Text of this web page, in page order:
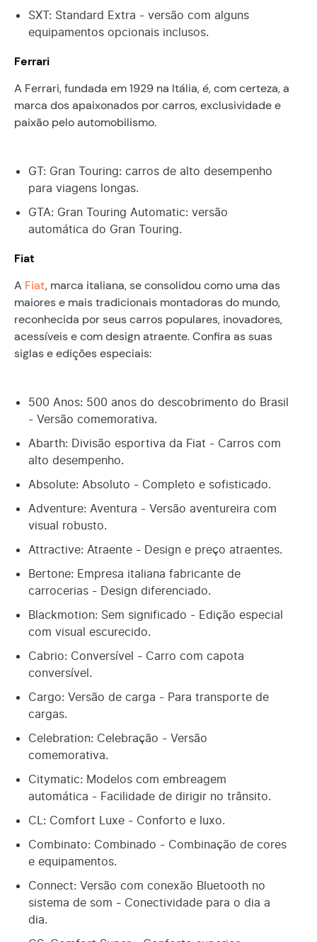
SXT: Standard Extra - versão com alguns
equipamentos opcionais inclusos.
Ferrari
A Ferrari, fundada em 1929 na Itália, é, com certeza, a
marca dos apaixonados por carros, exclusividade e
paixão pelo automobilismo.
GT: Gran Touring: carros de alto desempenho
para viagens longas.
GTA: Gran Touring Automatic: versão
automática do Gran Touring.
Fiat
A Fiat, marca italiana, se consolidou como uma das
maiores e mais tradicionais montadoras do mundo,
reconhecida por seus carros populares, inovadores,
acessíveis e com design atraente. Confira as suas
siglas e edições especiais:
500 Anos: 500 anos do descobrimento do Brasil
- Versão comemorativa.
Abarth: Divisão esportiva da Fiat - Carros com
alto desempenho.
Absolute: Absoluto - Completo e sofisticado.
Adventure: Aventura - Versão aventureira com
visual robusto.
Attractive: Atraente - Design e preço atraentes.
Bertone: Empresa italiana fabricante de
carrocerias - Design diferenciado.
Blackmotion: Sem significado - Edição especial
com visual escurecido.
Cabrio: Conversível - Carro com capota
conversível.
Cargo: Versão de carga - Para transporte de
cargas.
Celebration: Celebração - Versão
comemorativa.
Citymatic: Modelos com embreagem
automática - Facilidade de dirigir no trânsito.
CL: Comfort Luxe - Conforto e luxo.
Combinato: Combinado - Combinação de cores
e equipamentos.
Connect: Versão com conexão Bluetooth no
sistema de som - Conectividade para o dia a
dia.